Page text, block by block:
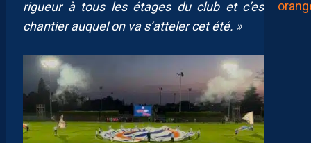
rigueur à tous les étages du club et c’est un
chantier auquel on va s’atteler cet été. »